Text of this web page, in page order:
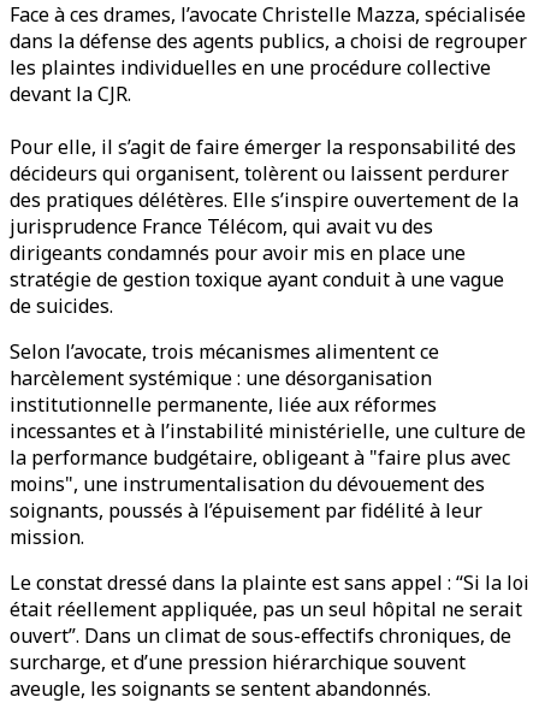
Face à ces drames, l’avocate Christelle Mazza, spécialisée
dans la défense des agents publics, a choisi de regrouper
les plaintes individuelles en une procédure collective
devant la CJR.
Pour elle, il s’agit de faire émerger la responsabilité des
décideurs qui organisent, tolèrent ou laissent perdurer
des pratiques délétères. Elle s’inspire ouvertement de la
jurisprudence France Télécom, qui avait vu des
dirigeants condamnés pour avoir mis en place une
stratégie de gestion toxique ayant conduit à une vague
de suicides.
Selon l’avocate, trois mécanismes alimentent ce
harcèlement systémique : une désorganisation
institutionnelle permanente, liée aux réformes
incessantes et à l’instabilité ministérielle, une culture de
la performance budgétaire, obligeant à "faire plus avec
moins", une instrumentalisation du dévouement des
soignants, poussés à l’épuisement par fidélité à leur
mission.
Le constat dressé dans la plainte est sans appel : “Si la loi
était réellement appliquée, pas un seul hôpital ne serait
ouvert”. Dans un climat de sous-effectifs chroniques, de
surcharge, et d’une pression hiérarchique souvent
aveugle, les soignants se sentent abandonnés.